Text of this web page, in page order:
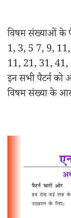
विषम संख्याओं के
1, 3, 5 7, 9,
11, 21, 31,
इन सभी पैटर्न को
विषम संख्या के